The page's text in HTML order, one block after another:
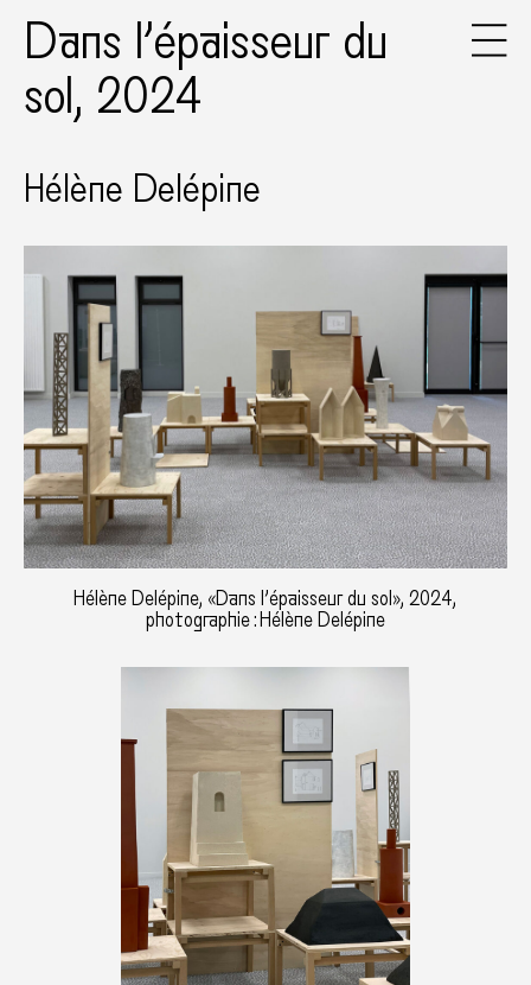
Dans l’épaisseur du
sol, 2024
Hélène Delépine
Hélène Delépine, «Dans l’épaisseur du sol», 2024,
photographie : Hélène Delépine